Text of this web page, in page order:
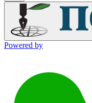
Powered by